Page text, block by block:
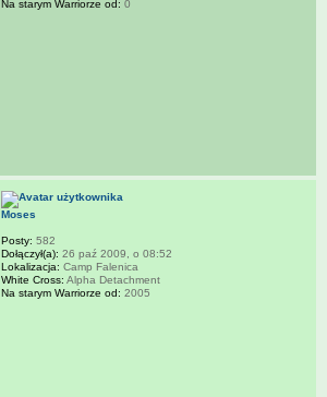
Na starym Warriorze od: 0
Moses
Posty: 582
Dołączył(a): 26 paź 2009, o 08:52
Lokalizacja: Camp Falenica
White Cross: Alpha Detachment
Na starym Warriorze od: 2005